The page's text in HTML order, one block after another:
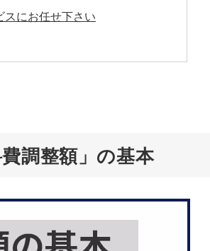
にお任せ下さい
調整額」の基本